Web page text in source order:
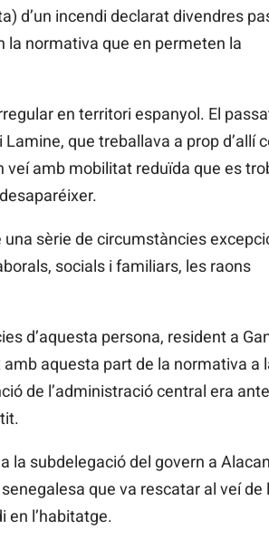
d’un incendi declarat divendres
la normativa que en permeten la
en territori espanyol. El
que treballava a prop d’allí
amb mobilitat reduïda que es
sèrie de circumstàncies
socials i familiars, les raons
d’aquesta persona, resident a
aquesta part de la normativa a
de l’administració central era
la subdelegació del govern a
que va rescatar al veí de
en l’habitatge.